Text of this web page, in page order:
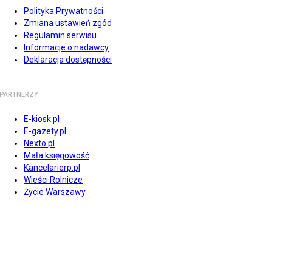
Polityka Prywatności
Zmiana ustawień zgód
Regulamin serwisu
Informacje o nadawcy
Deklaracja dostępności
PARTNERZY
E-kiosk.pl
E-gazety.pl
Nexto.pl
Mała księgowość
Kancelarierp.pl
Wieści Rolnicze
Życie Warszawy